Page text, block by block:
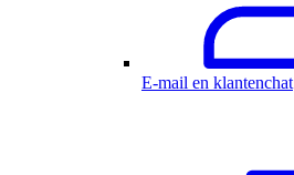
E-mail en klantenchat